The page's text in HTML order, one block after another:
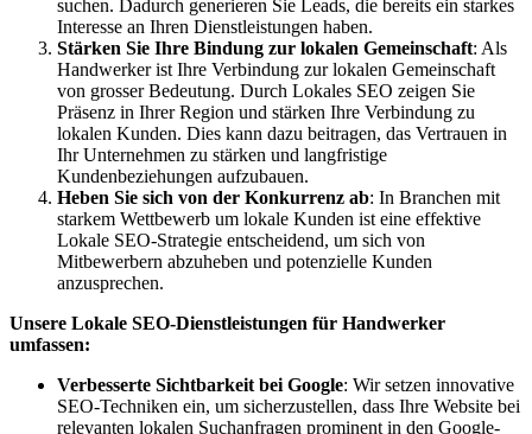
suchen. Dadurch generieren Sie Leads, die bereits ein starkes
Interesse an Ihren Dienstleistungen haben.
Stärken Sie Ihre Bindung zur lokalen Gemeinschaft: Als
Handwerker ist Ihre Verbindung zur lokalen Gemeinschaft
von grosser Bedeutung. Durch Lokales SEO zeigen Sie
Präsenz in Ihrer Region und stärken Ihre Verbindung zu
lokalen Kunden. Dies kann dazu beitragen, das Vertrauen in
Ihr Unternehmen zu stärken und langfristige
Kundenbeziehungen aufzubauen.
Heben Sie sich von der Konkurrenz ab: In Branchen mit
starkem Wettbewerb um lokale Kunden ist eine effektive
Lokale SEO-Strategie entscheidend, um sich von
Mitbewerbern abzuheben und potenzielle Kunden
anzusprechen.
Unsere Lokale SEO-Dienstleistungen für Handwerker
umfassen:
Verbesserte Sichtbarkeit bei Google: Wir setzen innovative
SEO-Techniken ein, um sicherzustellen, dass Ihre Website bei
relevanten lokalen Suchanfragen prominent in den Google-